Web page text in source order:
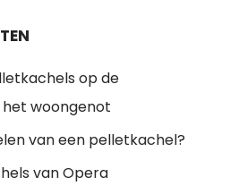
op de
woongenot
van een pelletkachel?
van Opera